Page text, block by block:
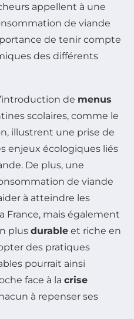
appellent à une
de viande
de tenir compte
des différents
de menus
scolaires, comme le
illustrent une prise de
enjeux écologiques liés
De plus, une
de viande
à atteindre les
France, mais également
plus durable et riche en
des pratiques
pourrait ainsi
face à la crise
à repenser ses